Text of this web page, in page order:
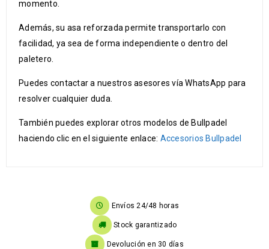
momento.
Además, su asa reforzada permite transportarlo con
facilidad, ya sea de forma independiente o dentro del
paletero.
Puedes contactar a nuestros asesores vía WhatsApp para
resolver cualquier duda.
También puedes explorar otros modelos de Bullpadel
haciendo clic en el siguiente enlace: Accesorios Bullpadel
Envíos 24/48 horas
Stock garantizado
Devolución en 30 días